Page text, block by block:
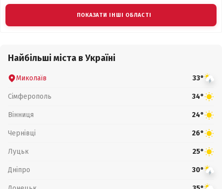
ПОКАЗАТИ ІНШІ ОБЛАСТІ
Найбільші міста в Україні
Миколаїв 33°
Сімферополь 34°
Вінниця 24°
Чернівці 26°
Луцьк 25°
Дніпро 30°